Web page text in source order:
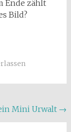
Ende zählt
Bild?
Mini Urwalt →